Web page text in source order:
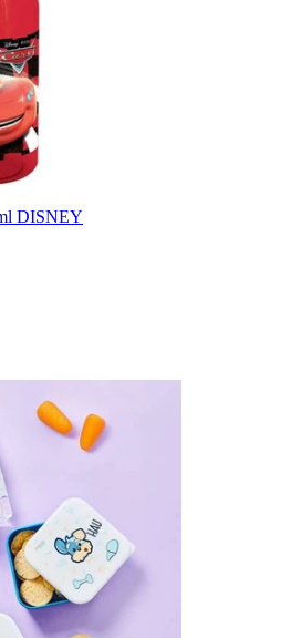
DISNEY